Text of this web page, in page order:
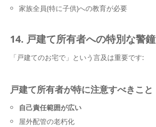
家族全員(特に子供)への教育が必要
14. 戸建て所有者への特別な警鐘
「戸建てのお宅で」という言及は重要です:
戸建て所有者が特に注意すべきこと
自己責任範囲が広い
屋外配管の老朽化